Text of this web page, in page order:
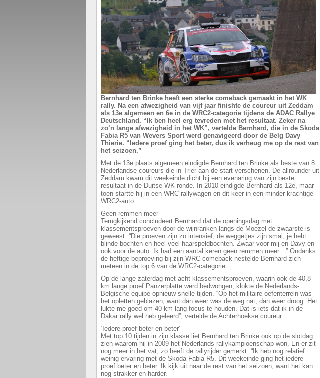
Bernhard ten Brinke heeft een sterke comeback gemaakt in het WK
rally. Na een afwezigheid van vijf jaar finishte de coureur uit Zeddam
als 13e algemeen en 6e in de WRC2-categorie tijdens de ADAC Rallye
Deutschland. “Ik ben heel erg tevreden met het resultaat. Zeker na
zo’n lange afwezigheid in het WK”, vertelde Bernhard, die in de Skoda
Fabia R5 van Wevers Sport werd genavigeerd door de Belg Davy
Thierie. “Iedere proef ging het beter, dus ik verheug me op de rest van
het seizoen.”
Met de 13e plaats algemeen eindigde Bernhard ten Brinke als beste van 8
Nederlandse coureurs die in Trier aan de start verschenen. De allrounder uit
Zeddam kwam dit weekeinde dicht bij een evenaring van zijn beste
resultaat in de Duitse WK-ronde. In 2010 eindigde Bernhard als 12e, maar
toen startte hij in een WRC rallywagen en dit keer in een minder krachtige
WRC2-auto.
Geen remmen meer
Terugkijkend concludeert Bernhard dat de openingsdag met
klassementsproeven door de wijnranken langs de Moezel de zwaarste is
geweest. “Die proeven zijn zo intensief; de weggetjes zijn smal, je hebt
blinde bochten en heel veel haarspeldbochten. Zwaar voor mij en Davy en
ook voor de auto. Ik had een aantal keren geen remmen meer…” Ondanks
de heftige beproeving bij zijn WRC-comeback nestelde Bernhard zich
meteen in de top 6 van de WRC2-categorie.
Op de lange zaterdag met acht klassementsproeven, waarin ook de 40,8
km lange proef Panzerplatte werd bedwongen, klokte de Nederlands-
Belgische equipe opnieuw snelle tijden. “Op het militaire oefenterrein was
het opletten geblazen, want dan weer was de weg nat, dan weer droog. Het
lukte me goed om 40 km lang focus te houden. Dat is iets dat ik in de
Dakar rally wel heb geleerd”, vertelde de Achterhoekse coureur.
‘Iedere proef beter en beter’
Met top 10 tijden in zijn klasse liet Bernhard ten Brinke ook op de slotdag
zien waarom hij in 2009 het Nederlands rallykampioenschap won. En er zit
nog meer in het vat, zo heeft de rallyrijder gemerkt. “Ik heb nog relatief
weinig ervaring met de Skoda Fabia R5. Dit weekeinde ging het iedere
proef beter en beter. Ik kijk uit naar de rest van het seizoen, want het kan
nog strakker en harder.”